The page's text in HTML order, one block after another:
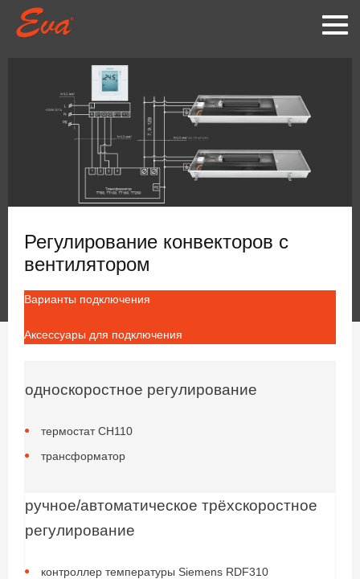
Регулирование конвекторов с
вентилятором
Варианты подключения
Аксессуары для подключения
односкоростное регулирование
термостат CH110
трансформатор
ручное/автоматическое трёхскоростное
регулирование
контроллер температуры Siemens RDF310